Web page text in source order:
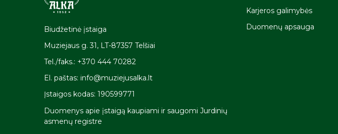
Biudžetinė įstaiga
Muziejaus g. 31, LT-87357 Telšiai
Tel./faks.: +370 444 70282
El. paštas: info@muziejusalka.lt
Įstaigos kodas: 190599771
Duomenys apie įstaigą kaupiami ir saugomi Jurdinių
asmenų registre
Karjeros galimybės
Duomenų apsauga